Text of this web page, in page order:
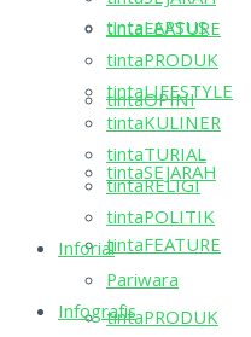
tintaLAPSUS
tintaOPINI
tintaSEJARAH
tintaFEATURE
tintaPRODUK
tintaFEATURE
tintaPRODUK
tintaLIFESTYLE
tintaKULINER
tintaTURIAL
tintaRELIGI
tintaPOLITIK
Inforial
Pariwara
Infografis